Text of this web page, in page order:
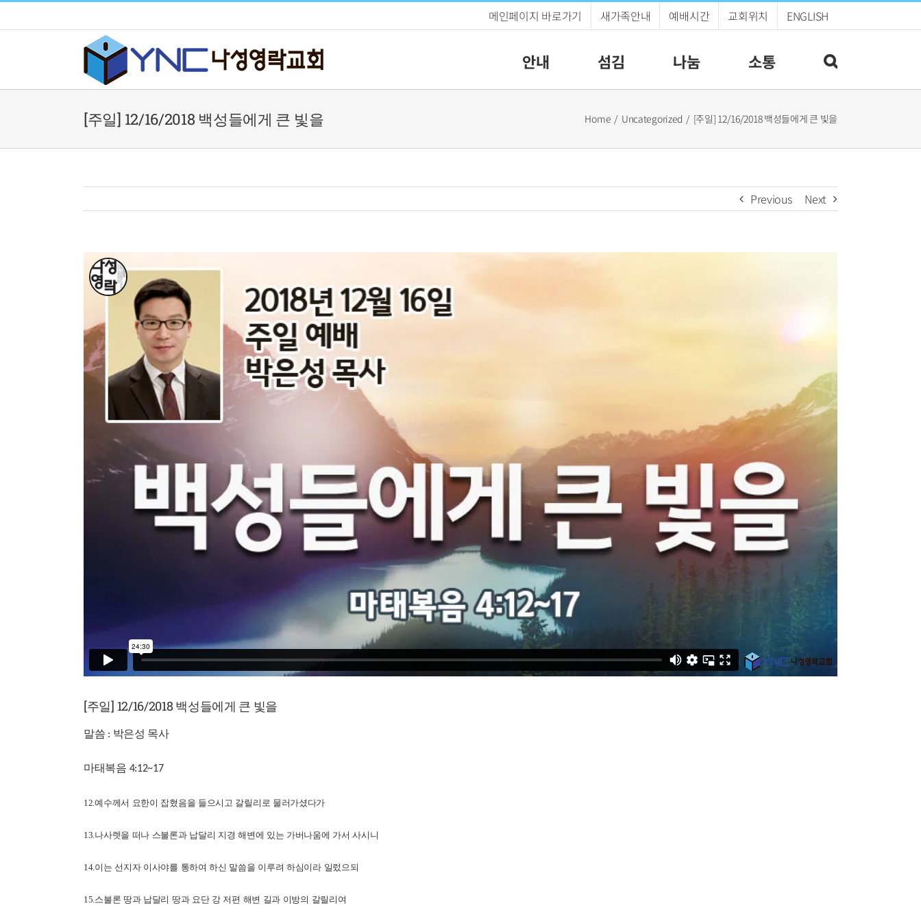
to
메인페이지 바로가기 새가족안내 예배시간 교회위치 ENGLISH
안내 섬김 나눔 소통
[주일] 12/16/2018 백성들에게 큰 빛을 Home Uncategorized [주일] 12/16/2018 백성들에게 큰 빛을
Previous Next
[주일] 12/16/2018 백성들에게 큰 빛을
말씀 : 박은성 목사
마태복음 4:12~17
12.예수께서 요한이 잡혔음을 들으시고 갈릴리로 물러가셨다가
13.나사렛을 떠나 스불론과 납달리 지경 해변에 있는 가버나움에 가서 사시니
14.이는 선지자 이사야를 통하여 하신 말씀을 이루려 하심이라 일렀으되
15.스불론 땅과 납달리 땅과 요단 강 저편 해변 길과 이방의 갈릴리여